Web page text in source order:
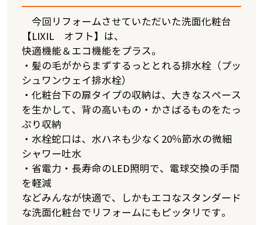
今回リフォームさせていただいた洗面化粧台
【LIXIL オフト】は、
快適機能＆エコ機能をプラス。
・髪の毛がからまずするっととれる排水栓（プッ
シュワンウェイ排水栓）
・化粧台下の扉タイプの収納は、大きなスペース
を生かして、背の高いもの・かさばるものをたっ
ぷり収納
・水栓蛇口は、水ハネも少なく20％節水の微細
シャワー吐水
・省電力・長寿命のLED照明で、電球交換の手間
を軽減
などみんなが快適で、しかもエコなスタンダード
な洗面化粧台でリフォームにもピッタリです。